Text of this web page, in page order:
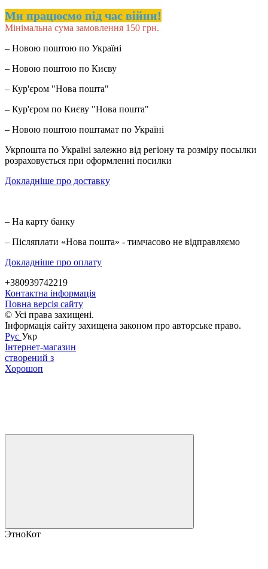
Ми працюємо під час війни!
Мінімальна сума замовлення 150 грн.
– Новою поштою по Україні
– Новою поштою по Києву
– Кур'єром "Нова пошта"
– Кур'єром по Києву "Нова пошта"
– Новою поштою поштамат по Україні
Укрпошта по Україні залежно від регіону та розміру посылки
розраховується при оформленні посилки
Докладніше про доставку
– На карту банку
– Післяплати «Нова пошта» - тимчасово не відправляємо
Докладніше про оплату
+380939742219
Контактна інформація
Повна версія сайту
© Усі права захищені.
Інформація сайту захищена законом про авторське право.
Рус Укр
Інтернет-магазин
створений з
Хорошоп
ЭтноКот